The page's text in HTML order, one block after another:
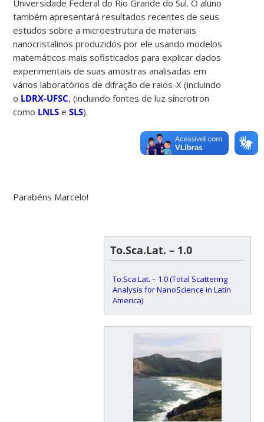
Universidade Federal do Rio Grande do Sul. O aluno
também apresentará resultados recentes de seus
estudos sobre a microestrutura de materiais
nanocristalinos produzidos por ele usando modelos
matemáticos mais sofisticados para explicar dados
experimentais de suas amostras analisadas em
vários laboratórios de difração de raios-X (incluindo
o LDRX-UFSC, (incluindo fontes de luz síncrotron
como LNLS eSLS).
Parabéns Marcelo!
To.Sca.Lat. – 1.0
To.Sca.Lat. – 1.0 (Total Scattering
Analysis for NanoScience in Latin
America)